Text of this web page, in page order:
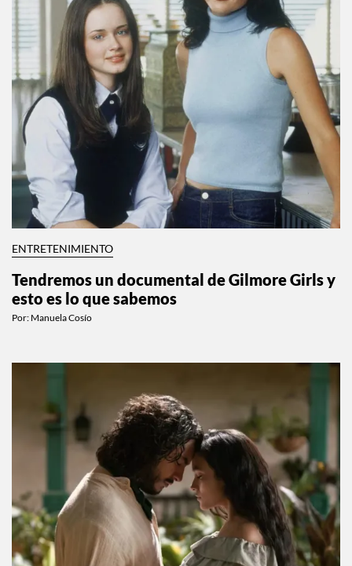
ENTRETENIMIENTO
Tendremos un documental de Gilmore Girls y
esto es lo que sabemos
Por: Manuela Cosío